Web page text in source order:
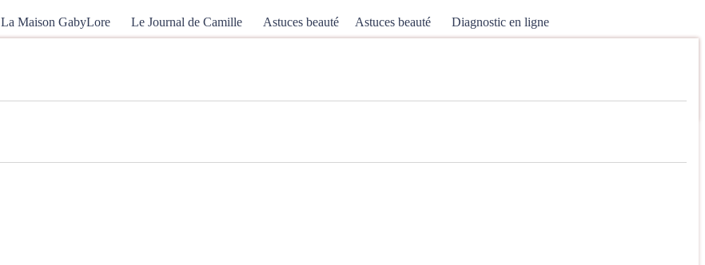
La Maison GabyLore Le Journal de Camille Astuces beauté Astuces beauté Diagnostic en ligne